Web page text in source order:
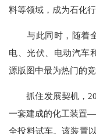
料等领域，成为石化行
与此同时，随着全
电、光伏、电动汽车
源版图中最为热门的竞
抓住发展契机，
一套建成的化工装置
全投料试车。该装置